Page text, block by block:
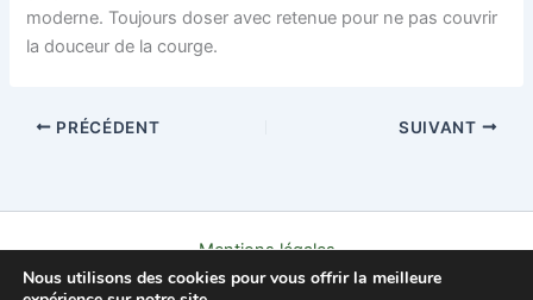
moderne. Toujours doser avec retenue pour ne pas couvrir
la douceur de la courge.
PRÉCÉDENT SUIVANT
Mentions légales
Politique de confidentialité
Nous utilisons des cookies pour vous offrir la meilleure